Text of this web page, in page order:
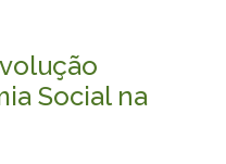
Social na